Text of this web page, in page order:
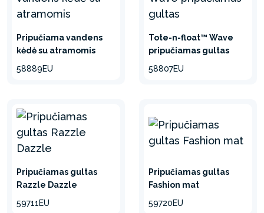
Pripučiama vandens
kėdė su atramomis
58889EU
Tote-n-float™ Wave
pripučiamas gultas
58807EU
Pripučiamas gultas
Razzle Dazzle
59711EU
Pripučiamas gultas
Fashion mat
59720EU